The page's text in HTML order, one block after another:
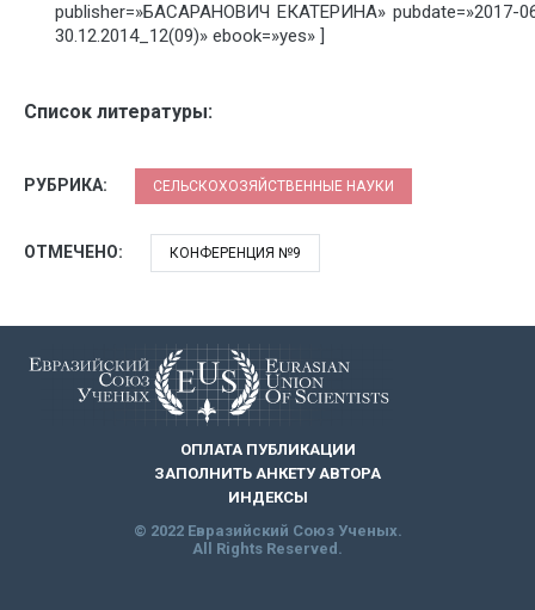
publisher=»БАСАРАНОВИЧ ЕКАТЕРИНА»
30.12.2014_12(09)» ebook=»yes» ]
Список литературы:
РУБРИКА: СЕЛЬСКОХОЗЯЙСТВЕННЫЕ НАУКИ
ОТМЕЧЕНО: КОНФЕРЕНЦИЯ №9
ОПЛАТА ПУБЛИКАЦИИ
ЗАПОЛНИТЬ АНКЕТУ АВТОРА
ИНДЕКСЫ
© 2022 Евразийский Союз Ученых.
All Rights Reserved.